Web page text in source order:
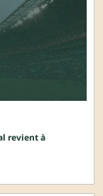
revient à